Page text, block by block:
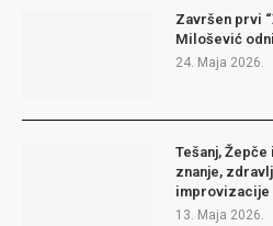
Završen prvi
Milošević
24. Maja 2026.
Tešanj,
znanje,
improvizacije
13. Maja 2026.